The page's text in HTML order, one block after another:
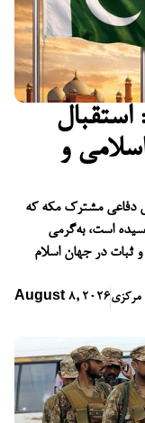
و
دفاعی مشترک مکه که
است، به‌گرمی
ثبات در جهان اسلام
August 8, 2026مرکزی